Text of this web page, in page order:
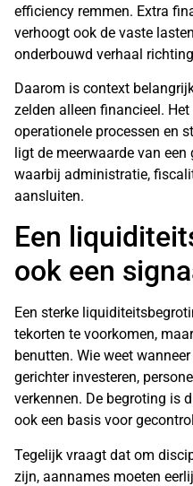
efficiency remmen. Extra
verhoogt ook de vaste
onderbouwd verhaal
Daarom is context
zelden alleen financieel.
operationele processen en
ligt de meerwaarde van een
waarbij administratie,
aansluiten.
Een
ook een
Een sterke
tekorten te voorkomen,
benutten. Wie weet
gerichter investeren,
verkennen. De begroting is
ook een basis voor
Tegelijk vraagt dat om
zijn, aannames moeten